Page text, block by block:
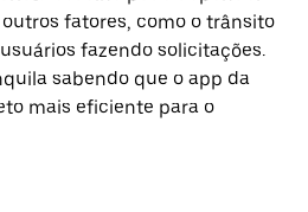
fatores, como o trânsito
fazendo solicitações.
sabendo que o app da
mais eficiente para o